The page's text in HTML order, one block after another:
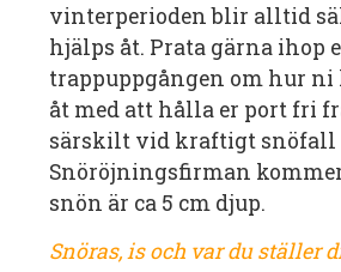
vinterperioden blir alltid
hjälps åt. Prata gärna ihop
trappuppgången om hur ni
åt med att hålla er port fri
särskilt vid kraftigt snöfall
Snöröjningsfirman
snön är ca 5 cm djup.
Snöras, is och var du ställer